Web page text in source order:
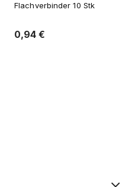
Flachverbinder 10 Stk
0,94 €